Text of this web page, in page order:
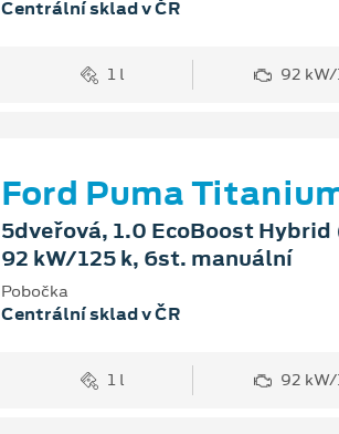
Centrální sklad v ČR
1 l 92
Ford Puma
5dveřová, 1.0 EcoBoost Hybrid
92 kW/125 k, 6st. manuální
Pobočka
Centrální sklad v ČR
1 l 92